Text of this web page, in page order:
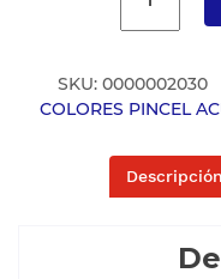
SKU: 0000002030
COLORES PINCEL
Descripción